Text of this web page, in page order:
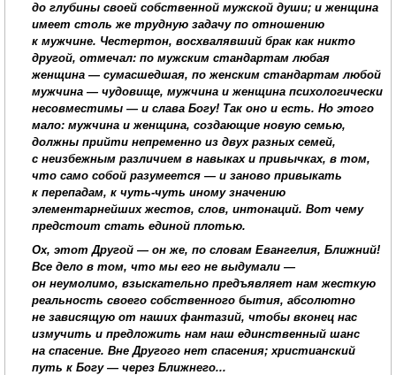
до глубины своей собственной мужской души; и женщина
имеет столь же трудную задачу по отношению
к мужчине. Честертон, восхвалявший брак как никто
другой, отмечал: по мужским стандартам любая
женщина — сумасшедшая, по женским стандартам любой
мужчина — чудовище, мужчина и женщина психологически
несовместимы — и слава Богу! Так оно и есть. Но этого
мало: мужчина и женщина, создающие новую семью,
должны прийти непременно из двух разных семей,
с неизбежным различием в навыках и привычках, в том,
что само собой разумеется — и заново привыкать
к перепадам, к чуть-чуть иному значению
элементарнейших жестов, слов, интонаций.Вот чему
предстоит стать единой плотью.
Ох, этот Другой — он же, по словам Евангелия, Ближний!
Все дело в том, что мы его не выдумали —
он неумолимо, взыскательно предъявляет нам жесткую
реальность своего собственного бытия, абсолютно
не зависящую от наших фантазий, чтобы вконец нас
измучить и предложить нам наш единственный шанс
на спасение. Вне Другого нет спасения; христианский
путь к Богу — через Ближнего...